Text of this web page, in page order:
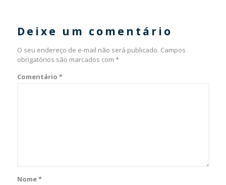
Deixe um comentário
O seu endereço de e-mail não será publicado. Campos
obrigatórios são marcados com *
Comentário *
Nome*